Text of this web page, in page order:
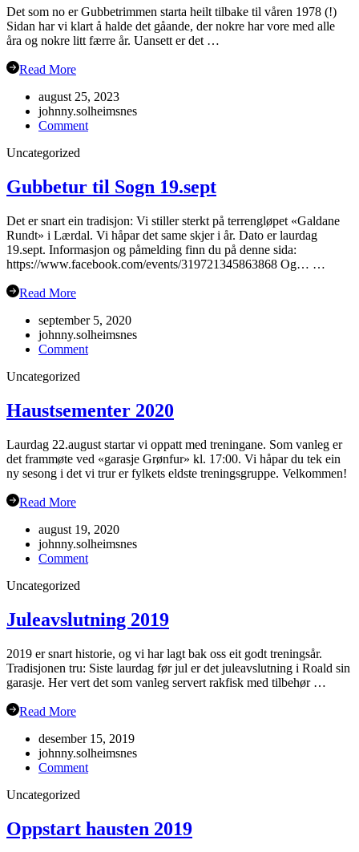
Det som no er Gubbetrimmen starta heilt tilbake til våren 1978 (!)
Sidan har vi klart å halde det gåande, der nokre har vore med alle
åra og nokre litt færre år. Uansett er det …
Read More
august 25, 2023
johnny.solheimsnes
Commenton
Uncategorized
Gubbetur til Sogn 19.sept
Det er snart ein tradisjon: Vi stiller sterkt på terrengløpet «Galdane
Rundt» i Lærdal. Vi håpar det same skjer i år. Dato er laurdag
19.sept. Informasjon og påmelding finn du på denne sida:
https://www.facebook.com/events/319721345863868 Og… …
Read More
september 5, 2020
johnny.solheimsnes
Commenton
19.sept
Uncategorized
Haustsementer 2020
Laurdag 22.august startar vi oppatt med treningane. Som vanleg er
det frammøte ved «garasje Grønfur» kl. 17:00. Vi håpar du tek ein
ny sesong i det vi trur er fylkets eldste treningsgruppe. Velkommen!
Read More
august 19, 2020
johnny.solheimsnes
Commenton
Uncategorized
Juleavslutning 2019
2019 er snart historie, og vi har lagt bak oss eit godt treningsår.
Tradisjonen tru: Siste laurdag før jul er det juleavslutning i Roald sin
garasje. Her vert det som vanleg servert rakfisk med tilbehør …
Read More
desember 15, 2019
johnny.solheimsnes
Commenton
Uncategorized
Oppstart hausten 2019